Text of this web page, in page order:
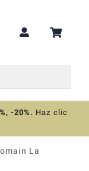
-20%. Haz clic
La